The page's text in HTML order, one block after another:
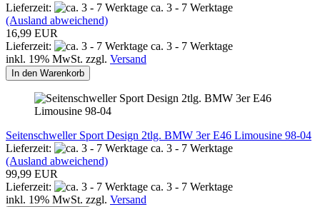
Lieferzeit:
ca. 3 - 7 Werktage
(Ausland abweichend)
16,99 EUR
Lieferzeit:
ca. 3 - 7 Werktage
inkl. 19% MwSt. zzgl. Versand
In den Warenkorb
Seitenschweller Sport Design 2tlg. BMW 3er E46 Limousine 98-04
Lieferzeit:
ca. 3 - 7 Werktage
(Ausland abweichend)
99,99 EUR
Lieferzeit:
ca. 3 - 7 Werktage
inkl. 19% MwSt. zzgl. Versand